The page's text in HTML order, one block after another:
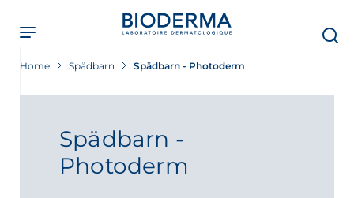
main
content
Home Spädbarn Spädbarn - Photoderm
Spädbarn -
Photoderm